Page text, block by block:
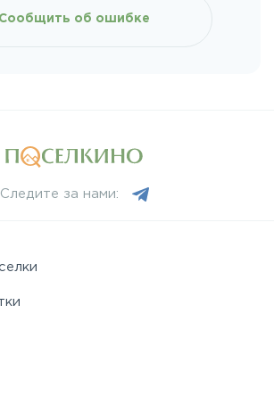
Сообщить об ошибке
Следите за нами: